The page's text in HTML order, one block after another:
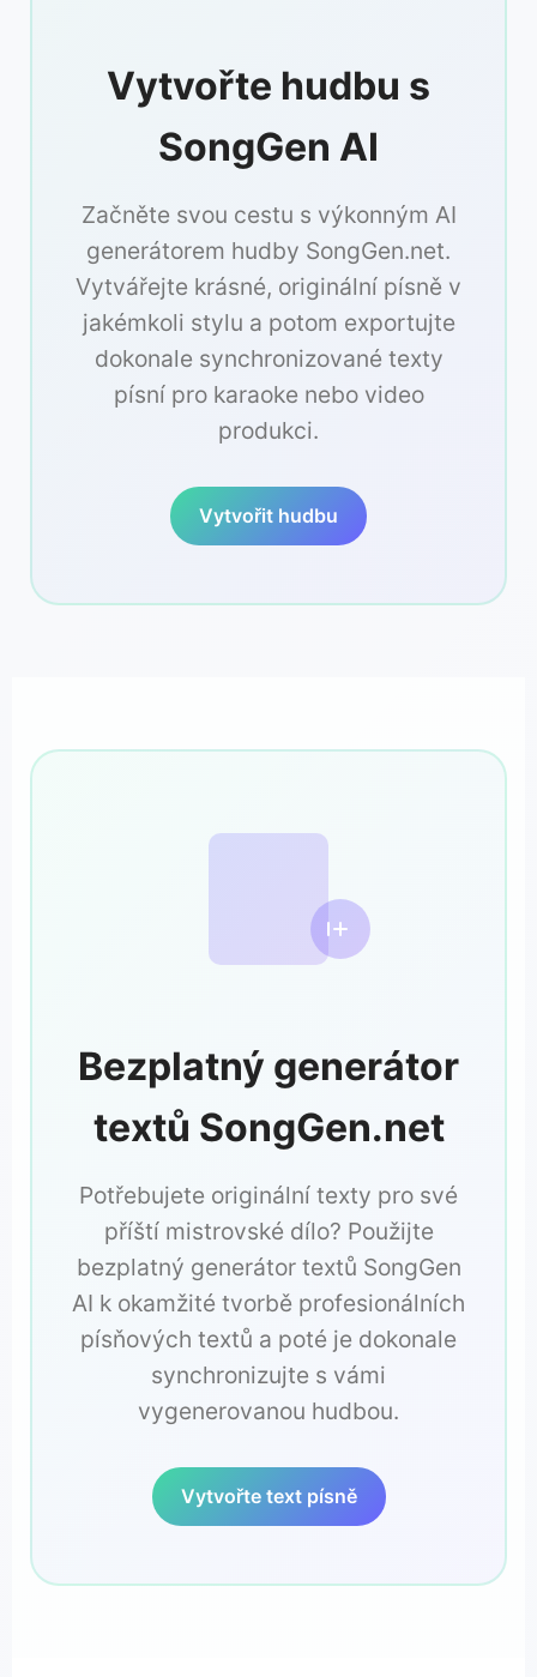
Vytvořte hudbu s
SongGen AI
Začněte svou cestu s výkonným AI
generátorem hudby SongGen.net.
Vytvářejte krásné, originální písně v
jakémkoli stylu a potom exportujte
dokonale synchronizované texty
písní pro karaoke nebo video
produkci.
Vytvořit hudbu
Bezplatný generátor
textů SongGen.net
Potřebujete originální texty pro své
příští mistrovské dílo? Použijte
bezplatný generátor textů SongGen
AI k okamžité tvorbě profesionálních
písňových textů a poté je dokonale
synchronizujte s vámi
vygenerovanou hudbou.
Vytvořte text písně